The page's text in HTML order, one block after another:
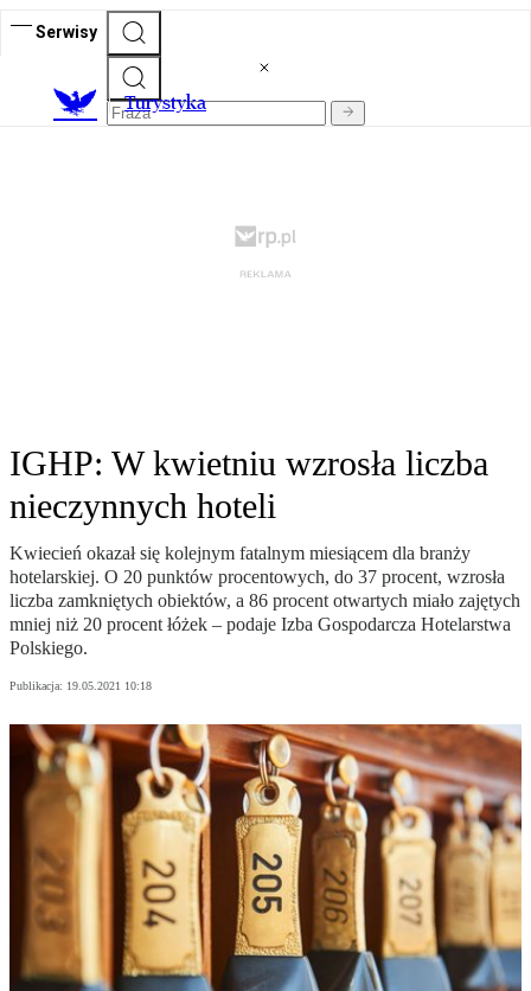
Serwisy
Turystyka
IGHP: W kwietniu wzrosła liczba
nieczynnych hoteli
Kwiecień okazał się kolejnym fatalnym miesiącem dla branży
hotelarskiej. O 20 punktów procentowych, do 37 procent, wzrosła
liczba zamkniętych obiektów, a 86 procent otwartych miało zajętych
mniej niż 20 procent łóżek – podaje Izba Gospodarcza Hotelarstwa
Polskiego.
Publikacja: 19.05.2021 10:18